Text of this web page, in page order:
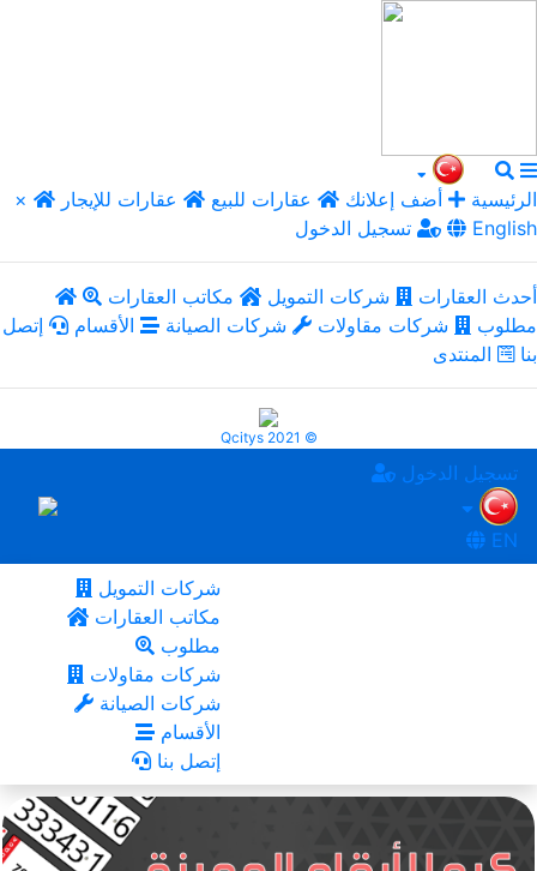
× الرئيسية أضف إعلانك عقارات للبيع
عقارات للإيجار
تسجيل الدخول
English
أحدث العقارات شركات التمويل
مكاتب العقارات
مطلوب
شركات مقاولات شركات الصيانة الأقسام
إتصل
بنا
المنتدى
Qcitys 2021 ©
تسجيل الدخول
EN
شركات التمويل
مكاتب العقارات
مطلوب
شركات مقاولات
شركات الصيانة
الأقسام
إتصل بنا